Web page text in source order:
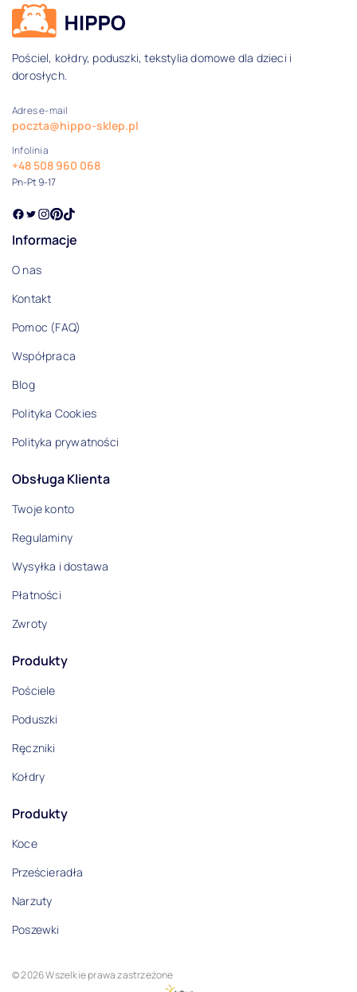
Dane kontaktowe i informacje
Pościel, kołdry, poduszki, tekstylia domowe dla dzieci i
dorosłych.
Adres e-mail
poczta@hippo-sklep.pl
Infolinia
+48 508 960 068
Pn-Pt 9-17
Informacje
O nas
Kontakt
Pomoc (FAQ)
Współpraca
Blog
Polityka Cookies
Polityka prywatności
Obsługa Klienta
Twoje konto
Regulaminy
Wysyłka i dostawa
Płatności
Zwroty
Produkty
Pościele
Poduszki
Ręczniki
Kołdry
Produkty
Koce
Prześcieradła
Narzuty
Poszewki
© 2026 Wszelkie prawa zastrzeżone